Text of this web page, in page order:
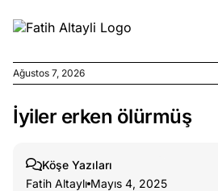
Ağustos
kirli
Ağustos 7, 2026
İyiler erken ölürmüş
Köşe Yazıları
Fatih Altaylı Mayıs 4, 2025